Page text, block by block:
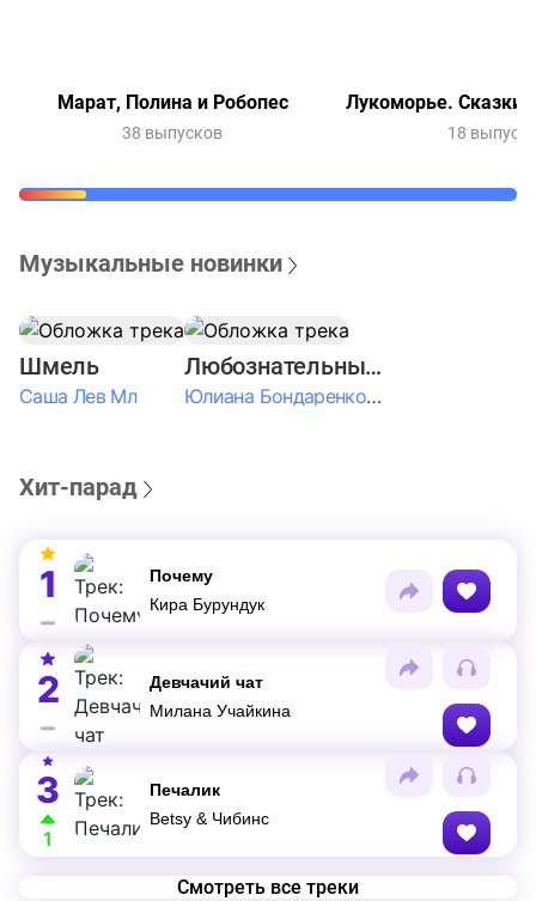
Марат, Полина и Робопес
38 выпусков
Лукоморье. Сказки
18
Музыкальные новинки
Шмель
Саша Лев Мл
Любознательные Дети
Юлиана Бондаренко & Амелия Колпакова & Егор Егоров & Валерия Шевченко & Ксюша Косичкина
Хит-парад
1
Почему
Кира Бурундук
2
Девчачий чат
Милана Учайкина
3
1
Печалик
Betsy & Чибинс
Смотреть все треки